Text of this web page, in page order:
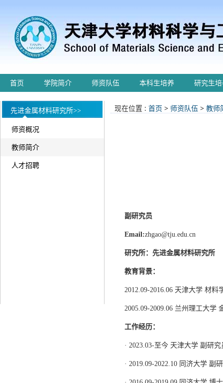
首页 学院简介 师资队伍 本科生培养 研究生
先进金属材料研究所>>
师资概况
教师简介
人才招聘
现在位置 : 首页 > 师资队伍 > 教师
副研究员
Email:zhgao@tju.edu.cn
研究所：先进金属材料研究所
教育背景：
2012.09-2016.06 天津大学 材
2005.09-2009.06 兰州理工大学
工作经历：
· 2023.03-至今 天津大学 副研究
· 2019.09-2022.10 同济大学 副